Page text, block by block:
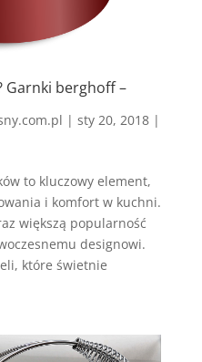
Garnki berghoff –
| sty 20, 2018|
to kluczowy element,
i komfort w kuchni.
większą popularność
designowi.
które świetnie